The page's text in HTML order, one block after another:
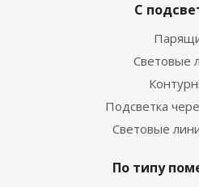
С
Световые
Подсветка
Световые
По типу